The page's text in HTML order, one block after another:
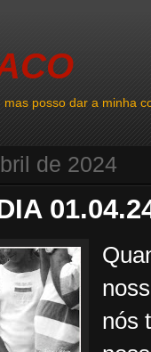
posso dar a minha
de 2024
nós